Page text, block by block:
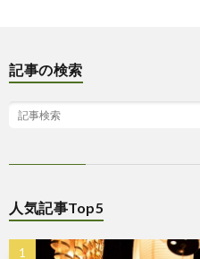
記事の検索
人気記事Top5